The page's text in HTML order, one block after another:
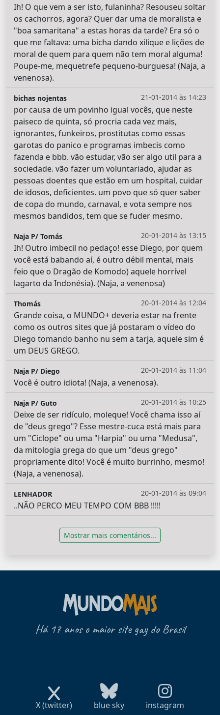
Ih! O que vem a ser isto, fulaninha? Resouseu soltar
os cachorros, agora? Quer dar uma de moralista e
"boa samaritana" a estas horas da tarde? Era só o
que me faltava: uma bicha dando xilique e lições de
moral de quem para quem não tem moral alguma!
Poupe-me, mequetrefe pequeno-burguesa! (Naja, a
venenosa).
21-01-2014 às 14:23
bichas nojentas
por causa de um povinho igual vocês, que neste
paiseco de quinta, só procria cada vez mais,
ignorantes, funkeiros, prostitutas como essas
garotas do panico e programas imbecis como
fazenda e bbb. vão estudar, vão ser algo util para a
sociedade. vão fazer um voluntariado, ajudar as
pessoas doentes que estão em um hospital, cuidar
de idosos, deficientes. um povo que só quer saber
de copa do mundo, carnaval, e vota sempre nos
mesmos bandidos, tem que se fuder mesmo.
20-01-2014 às 13:15
Naja P/ Tomás
Ih! Outro imbecil no pedaço! esse Diego, por quem
você está babando aí, é outro débil mental, mais
feio que o Dragão de Komodo) aquele horrível
lagarto da Indonésia). (Naja, a venenosa)
20-01-2014 às 12:04
Thomás
Grande coisa, o MUNDO+ deveria estar na frente
como os outros sites que já postaram o vídeo do
Diego tomando banho nu sem a tarja, aquele sim é
um DEUS GREGO.
20-01-2014 às 11:04
Naja P/ Diego
Você é outro idiota! (Naja, a venenosa).
20-01-2014 às 10:25
Naja P/ Guto
Deixe de ser ridículo, moleque! Você chama isso aí
de "deus grego"? Esse mestre-cuca está mais para
um "Ciclope" ou uma "Harpia" ou uma "Medusa",
da mitologia grega do que um "deus grego"
propriamente dito! Você é muito burrinho, mesmo!
(Naja, a venenosa).
20-01-2014 às 09:04
LENHADOR
..NÃO PERCO MEU TEMPO COM BBB !!!!!
Mostrar mais comentários...
Há 17 anos o maior site gay do Brasil
X (twitter) blue sky instagram